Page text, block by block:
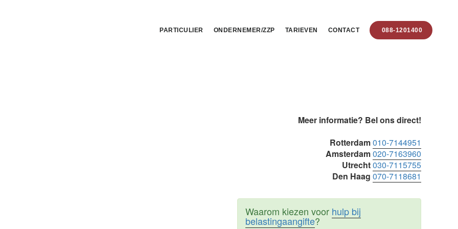
PARTICULIER ONDERNEMER/ZZP TARIEVEN CONTACT 088-1201400
Meer informatie? Bel ons direct!
Rotterdam010-7144951
Amsterdam020-7163960
Utrecht030-7115755
Den Haag 070-7118681
Waarom kiezen voor hulp bij
belastingaangifte?